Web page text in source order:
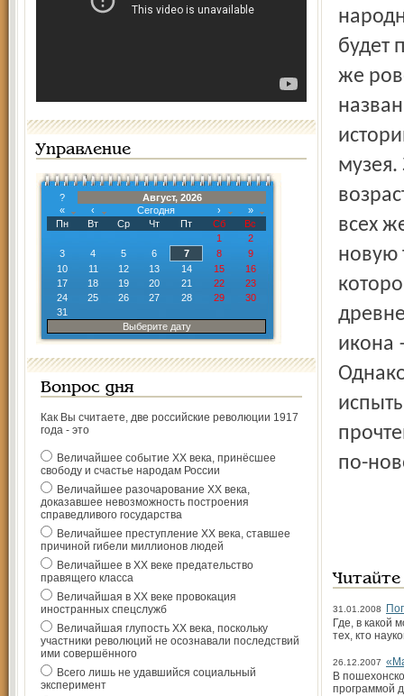
Управление
?
Август, 2026
«
‹ Сегодня ›
»
Пн
Вт Ср Чт Пт Сб
Вс
1
2
3
4 5 6 7 8
9
10
11 12 13 14 15
16
17
18 19 20 21 22
23
24
25 26 27 28 29
30
31
Выберите дату
Вопрос дня
Как Вы считаете, две российские революции 1917
года - это
Величайшее событие ХХ века, принёсшее
свободу и счастье народам России
Величайшее разочарование ХХ века,
доказавшее невозможность построения
справедливого государства
Величайшее преступление ХХ века, ставшее
причиной гибели миллионов людей
Величайшее в ХХ веке предательство
правящего класса
Величайшая в ХХ веке провокация
иностранных спецслужб
Величайшая глупость ХХ века, поскольку
участники революций не осознавали последствий
ими совершённого
Всего лишь не удавшийся социальный
эксперимент
будет
же
всех
новую
икона
по-
31.01.2008
Где, в какой
тех, кто
26.12.2007
В
программой